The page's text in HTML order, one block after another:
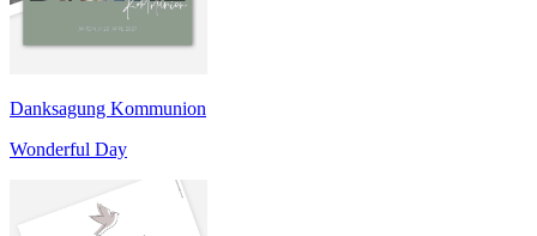
Danksagung Kommunion
Wonderful Day